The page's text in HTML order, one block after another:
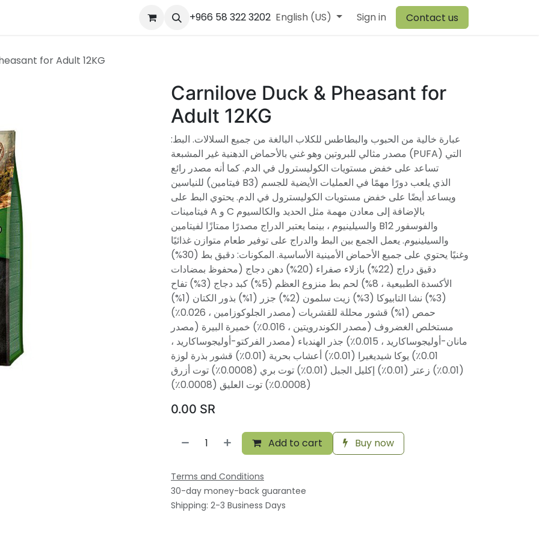
Appointment Jobs Contact us Our Team Browiner Comen Warehouse
+966 58 322 3202 English (US) Sign in Contact us
for Adult 12KG
Carnilove Duck & Pheasant for
Adult 12KG
عبارة خالية من الحبوب والبطاطس للكلاب البالغة من جميع السلالات. البط:
مصدر مثالي للبروتين وهو غني بالأحماض الدهنية غير المشبعة (PUFA) التي
تساعد على خفض مستويات الكوليسترول في الدم. كما أنه مصدر رائع
للنياسين (فيتامين B3) الذي يلعب دورًا مهمًا في العمليات الأيضية للجسم
ويساعد أيضًا على خفض مستويات الكوليسترول في الدم. يحتوي البط على
فيتامينات A و C بالإضافة إلى معادن مهمة مثل الحديد والكالسيوم
والسيلينيوم ، بينما يعتبر الدراج مصدرًا ممتازًا لفيتامين B12 والفوسفور
والسيلينيوم. يعمل الجمع بين البط والدراج على توفير طعام متوازن غذائيًا
وغنيًا يحتوي على جميع الأحماض الأمينية الأساسية. المكونات: دقيق بط (30%)
دقيق دراج (22%) بازلاء صفراء (20%) دهن دجاج (محفوظ بمضادات
الأكسدة الطبيعية ، 8%) لحم بط منزوع العظم (5%) كبد دجاج (3%) تفاح
(3%) نشا التابيوكا (3%) زيت سلمون (2%) جزر (1%) بذور الكتان (1%)
حمص (1%) قشور محللة للقشريات (مصدر الجلوكوزامين ، 0.026٪)
مستخلص الغضروف (مصدر الكوندرويتين ، 0.016٪) خميرة البيرة (مصدر
مانان-أوليجوساكاريد ، 0.015٪) جذر الهندباء (مصدر الفركتو-أوليجوساكاريد ،
0.01٪) يوكا شيديغيرا (0.01٪) أعشاب بحرية (0.01٪) قشور بذرة لوزة
(0.01٪) زعتر (0.01٪) إكليل الجبل (0.01٪) توت بري (0.0008٪) توت أزرق
(0.0008٪) توت العليق (0.0008٪)
0.00 SR
Add to cart Buy now
Terms and Conditions
30-day money-back guarantee
Shipping: 2-3 Business Days